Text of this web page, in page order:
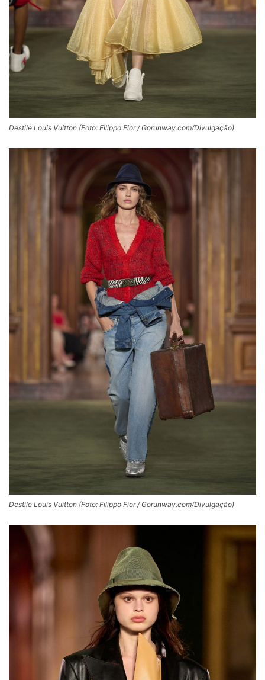
Destile Louis Vuitton (Foto: Filippo Fior / Gorunway.com/Divulgação)
Destile Louis Vuitton (Foto: Filippo Fior / Gorunway.com/Divulgação)